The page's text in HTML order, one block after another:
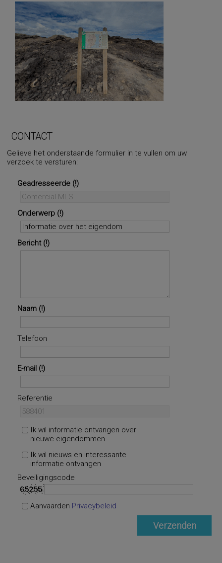
CONTACT
Gelieve het onderstaande formulier in te vullen om uw
verzoek te versturen:
Geadresseerde
Onderwerp
Bericht
Naam
Telefoon
E-mail
Referentie
Ik wil informatie ontvangen over
nieuwe eigendommen
Ik wil nieuws en interessante
informatie ontvangen
Beveiligingscode
Aanvaarden Privacybeleid